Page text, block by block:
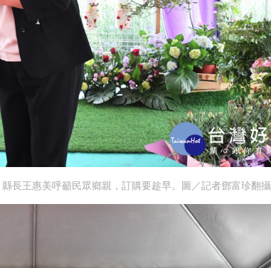
長王惠美呼籲民眾鄉親，訂購要趁早。圖／記者鄧富珍翻攝